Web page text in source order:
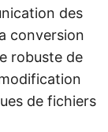
des
conversion
robuste de
de fichiers